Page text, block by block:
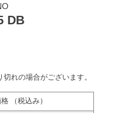
DB
れの場合がございます。
（税込み）